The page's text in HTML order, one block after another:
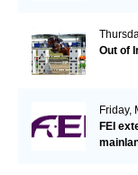
Out of
Friday,
FEI